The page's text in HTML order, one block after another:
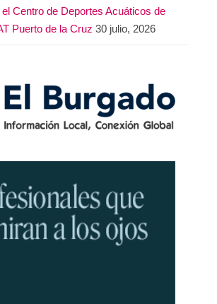
Centro de Deportes Acuáticos de
Puerto de la Cruz 30 julio, 2026